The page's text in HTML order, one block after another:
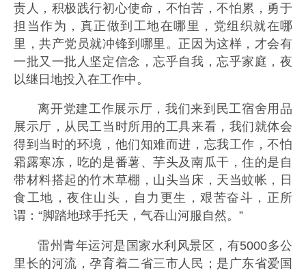
责人，积极践行初心使命，不怕苦，不怕累，勇于
担当作为，真正做到工地在哪里，党组织就在哪
里，共产党员就冲锋到哪里。正因为这样，才会有
一批又一批人坚定信念，忘乎自我，忘乎家庭，夜
以继日地投入在工作中。
离开党建工作展示厅，我们来到民工宿舍用品
展示厅，从民工当时所用的工具来看，我们就体会
得到当时的环境，他们知难而进，忘我工作，不怕
霜露寒冻，吃的是番薯、芋头及南瓜干，住的是自
带材料搭起的竹木草棚，山头当床，天当蚊帐，日
食工地，夜住山头，自力更生，艰苦奋斗，正所
谓：“脚踏地球手托天，气吞山河服自然。”
雷州青年运河是国家水利风景区，有5000多公
里长的河流，孕育着二省三市人民；是广东省爱国